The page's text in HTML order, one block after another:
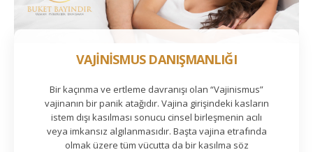
VAJİNİSMUS DANIŞMANLIĞI
Bir kaçınma ve ertleme davranışı olan “Vajinismus”
vajinanın bir panik atağıdır. Vajina girişindeki kasların
istem dışı kasılması sonucu cinsel birleşmenin acılı
veya imkansız algılanmasıdır. Başta vajina etrafında
olmak üzere tüm vücutta da bir kasılma söz